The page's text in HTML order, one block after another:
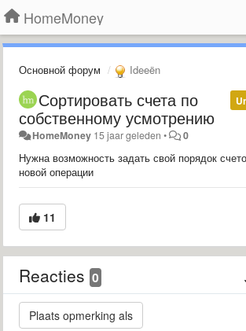
HomeMoney
Основной форум Ideeën
Сортировать счета по
собственному усмотрению
HomeMoney 15 jaar geleden • 0
Нужна возможность задать свой порядок
новой операции
11
Reacties 0